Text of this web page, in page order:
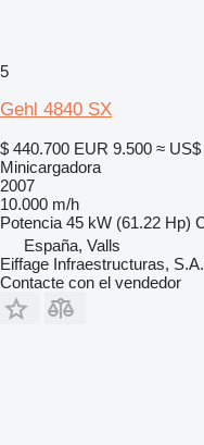
5
Gehl 4840 SX
$ 440.700 EUR 9.500 ≈ US$
Minicargadora
2007
10.000 m/h
Potencia 45 kW (61.22 Hp)
España, Valls
Eiffage Infraestructuras,
Contacte con el vendedor